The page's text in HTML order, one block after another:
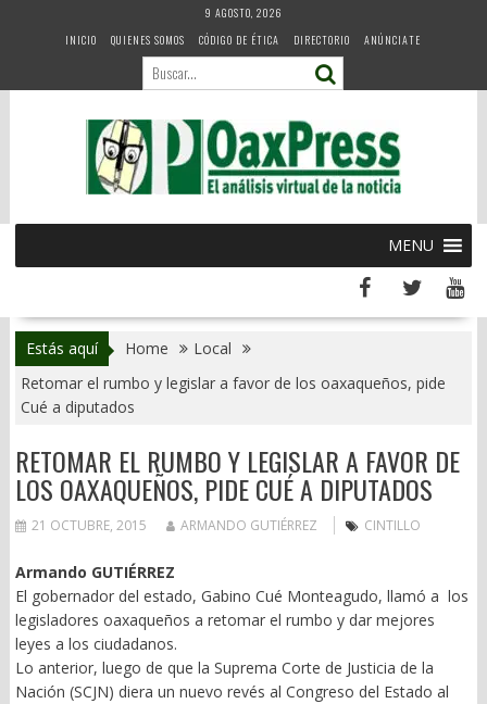
9 AGOSTO, 2026
INICIO
QUIENES SOMOS CÓDIGO DE ÉTICA DIRECTORIO ANÚNCIATE
MENU
Estás aquí Home
Local
Retomar el rumbo y legislar a favor de los oaxaqueños, pide
Cué a diputados
RETOMAR EL RUMBO Y LEGISLAR A FAVOR DE
LOS OAXAQUEÑOS, PIDE CUÉ A DIPUTADOS
21 OCTUBRE, 2015 ARMANDO GUTIÉRREZ CINTILLO
Armando GUTIÉRREZ
El gobernador del estado, Gabino Cué Monteagudo, llamó a los
legisladores oaxaqueños a retomar el rumbo y dar mejores
leyes a los ciudadanos.
Lo anterior, luego de que la Suprema Corte de Justicia de la
Nación (SCJN) diera un nuevo revés al Congreso del Estado al